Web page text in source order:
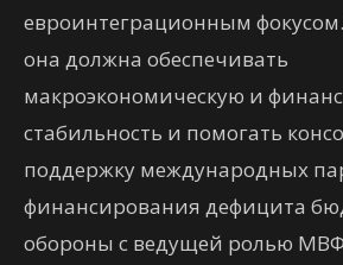
евроинтеграционным
она должна обеспечивать
макроэкономическую и
стабильность и помогать
поддержку международных
финансирования дефицита
обороны с ведущей ролью